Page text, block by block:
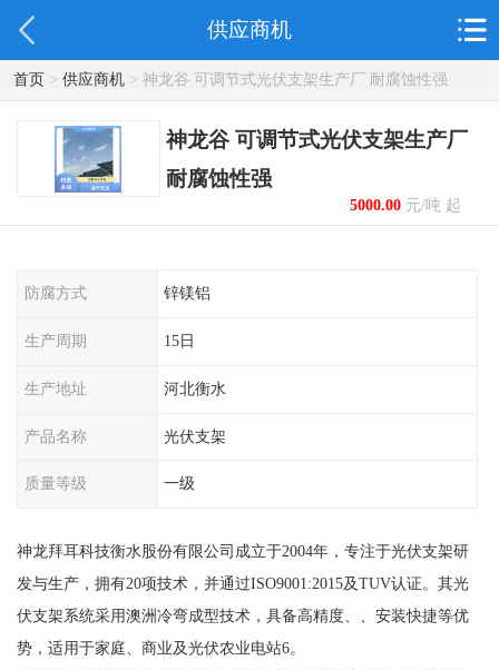
供应商机
首页> 供应商机> 神龙谷 可调节式光伏支架生产厂 耐腐蚀性强
神龙谷 可调节式光伏支架生产厂
耐腐蚀性强
5000.00元/吨 起
防腐方式 锌镁铝
生产周期 15日
生产地址 河北衡水
产品名称 光伏支架
质量等级 一级
神龙拜耳科技衡水股份有限公司成立于2004年，专注于光伏支架研
发与生产，拥有20项技术，并通过ISO9001:2015及TUV认证。其光
伏支架系统采用澳洲冷弯成型技术，具备高精度、、安装快捷等优
势，适用于家庭、商业及光伏农业电站6。